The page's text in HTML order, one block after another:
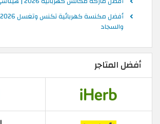
والسجاد
أفضل المتاجر